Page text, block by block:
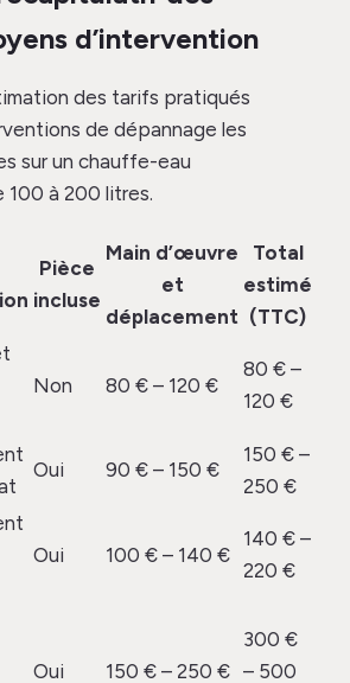
d’intervention
des tarifs pratiqués
de dépannage les
sur un chauffe-eau
100 à 200 litres.
Pièce
incluse
Main d’œuvre
et
déplacement
Total
estimé
(TTC)
Non 80 € – 120 €
80 € –
120 €
Oui 90 € – 150 €
150 € –
250 €
Oui 100 € – 140 €
140 € –
220 €
Oui 150 € – 250 €
300 €
– 500